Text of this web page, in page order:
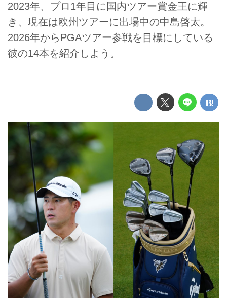
2023年、プロ1年目に国内ツアー賞金王に輝
き、現在は欧州ツアーに出場中の中島啓太。
2026年からPGAツアー参戦を目標にしている
彼の14本を紹介しよう。